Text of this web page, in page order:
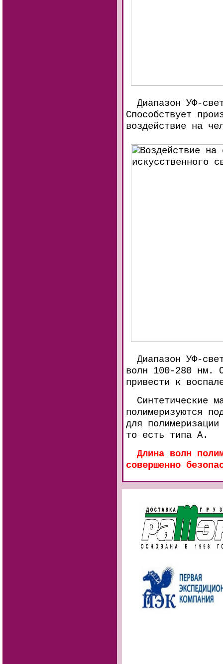
Диапазон УФ-
Способствует
воздействие на
Диапазон УФ-
волн 100-280 нм.
привести к
Синтетические
полимеризуются
для
то есть типа А.
Длина волн
совершенно